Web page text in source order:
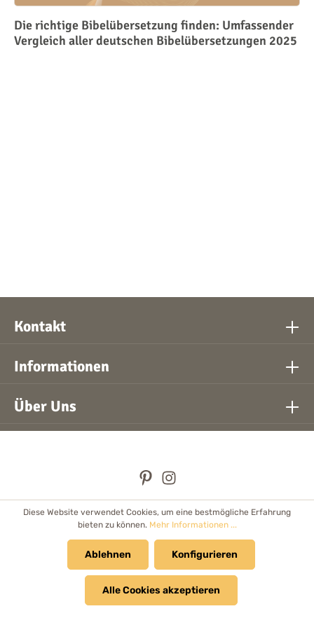
Die richtige Bibelübersetzung finden: Umfassender
Vergleich aller deutschen Bibelübersetzungen 2025
Kontakt
Informationen
Über Uns
* Alle Preise inkl. gesetzl. Mehrwertsteuer zzgl.Versandkosten
und ggf. Nachnahmegebühren, wenn nicht anders angegeben.
© 2026 Bolanz Verlag e.K. - Alle Rechte vorbehalten.
Händler Newsletter
Cookie Einstellungen
Kataloge & Prospekte
Diese Website verwendet Cookies, um eine bestmögliche Erfahrung
bieten zu können. Mehr Informationen ...
Ablehnen Konfigurieren
Alle Cookies akzeptieren